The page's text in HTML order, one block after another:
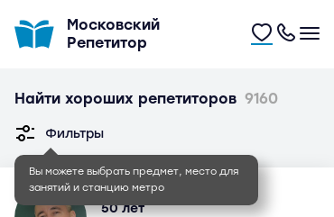
Московский
Репетитор
Найти хороших репетиторов 9160
Вы можете выбрать предмет, место для
занятий и станцию метро
Фильтры
Иван Игоревич
50 лет